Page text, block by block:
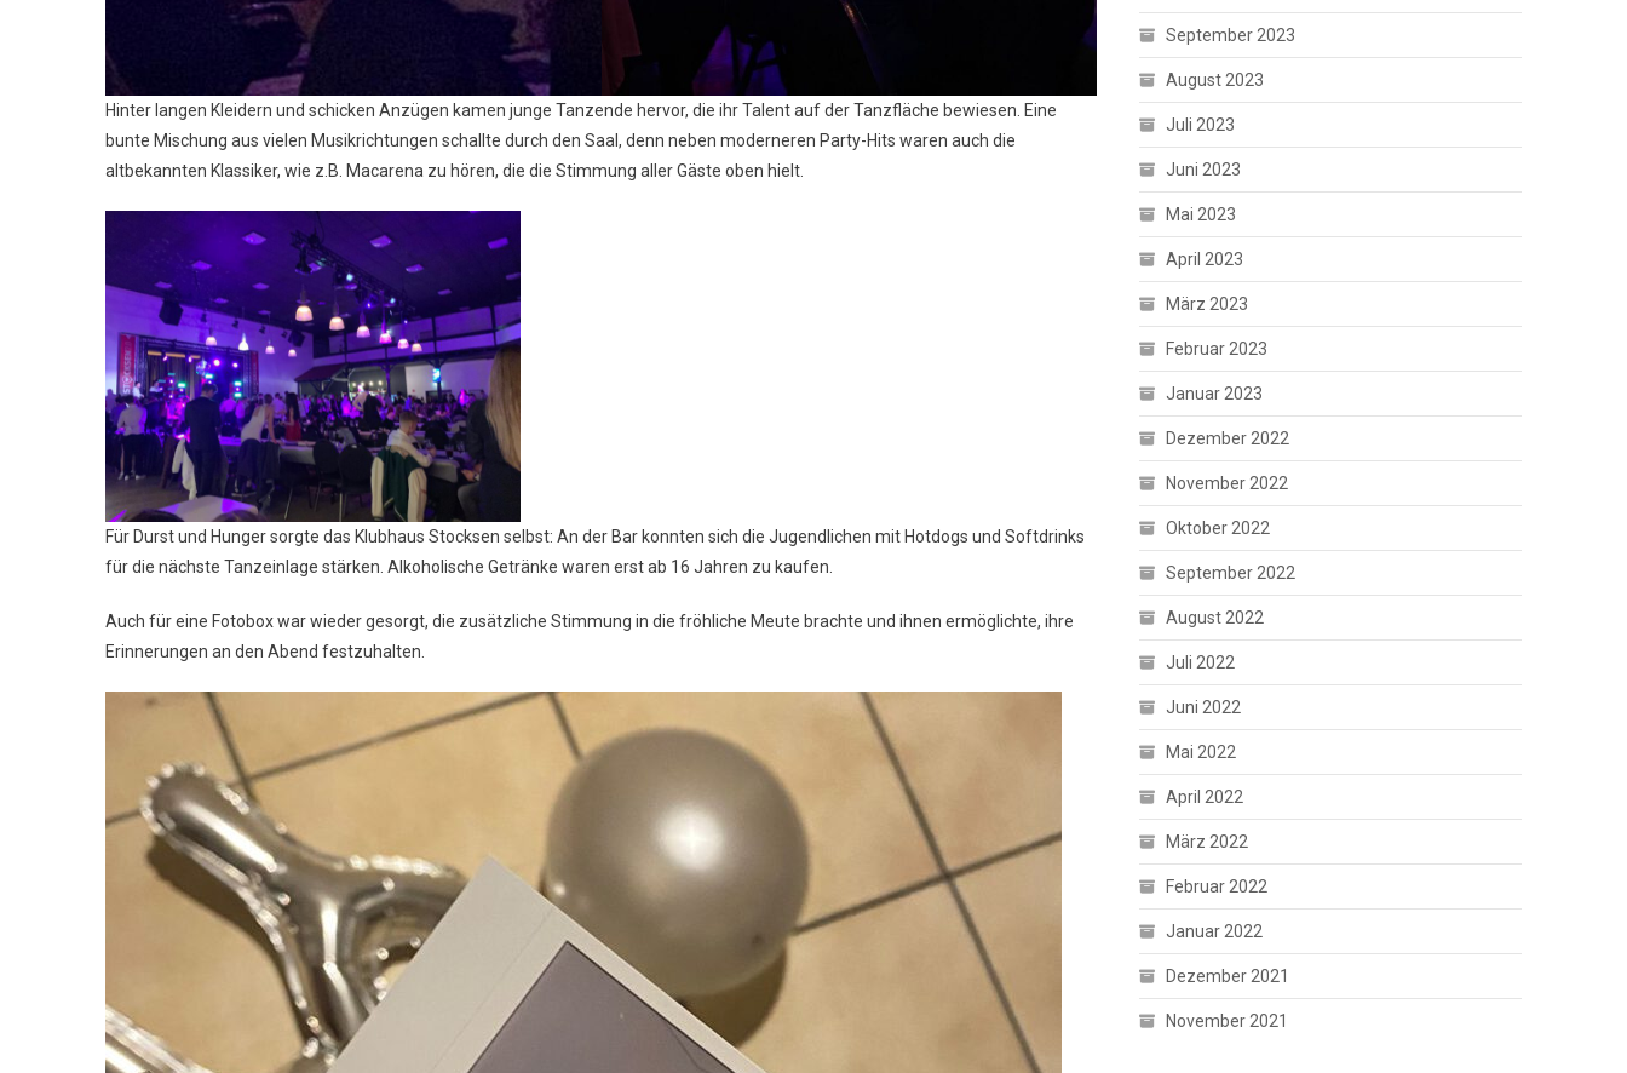
Hinter langen Kleidern und schicken Anzügen kamen junge Tanzende hervor, die ihr Talent auf der Tanzfläche bewiesen. Eine
bunte Mischung aus vielen Musikrichtungen schallte durch den Saal, denn neben moderneren Party-Hits waren auch die
altbekannten Klassiker, wie z.B. Macarena zu hören, die die Stimmung aller Gäste oben hielt.
Für Durst und Hunger sorgte das Klubhaus Stocksen selbst: An der Bar konnten sich die Jugendlichen mit Hotdogs und Softdrinks
für die nächste Tanzeinlage stärken. Alkoholische Getränke waren erst ab 16 Jahren zu kaufen.
Auch für eine Fotobox war wieder gesorgt, die zusätzliche Stimmung in die fröhliche Meute brachte und ihnen ermöglichte, ihre
Erinnerungen an den Abend festzuhalten.
September 2023
August 2023
Juli 2023
Juni 2023
Mai 2023
April 2023
März 2023
Februar 2023
Januar 2023
Dezember 2022
November 2022
Oktober 2022
September 2022
August 2022
Juli 2022
Juni 2022
Mai 2022
April 2022
März 2022
Februar 2022
Januar 2022
Dezember 2021
November 2021